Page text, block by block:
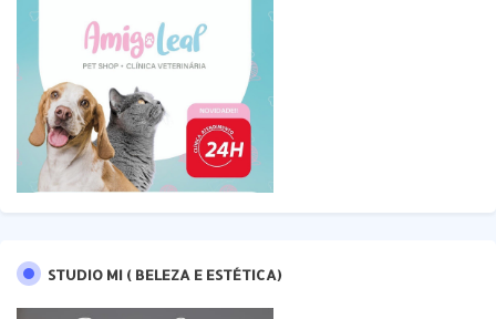
STUDIO MI ( BELEZA E ESTÉTICA)